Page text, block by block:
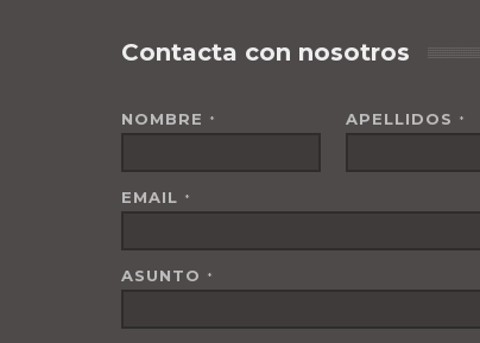
Contacta con nosotros
NOMBRE * APELLIDOS *
EMAIL *
ASUNTO *